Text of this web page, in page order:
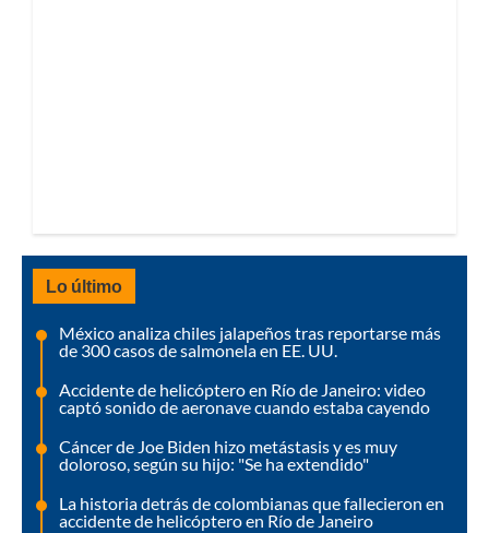
Lo último
México analiza chiles jalapeños tras reportarse más
de 300 casos de salmonela en EE. UU.
Accidente de helicóptero en Río de Janeiro: video
captó sonido de aeronave cuando estaba cayendo
Cáncer de Joe Biden hizo metástasis y es muy
doloroso, según su hijo: "Se ha extendido"
La historia detrás de colombianas que fallecieron en
accidente de helicóptero en Río de Janeiro